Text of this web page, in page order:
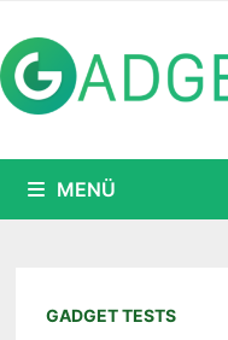
Inhalt
springen
MENÜ
GADGET TESTS